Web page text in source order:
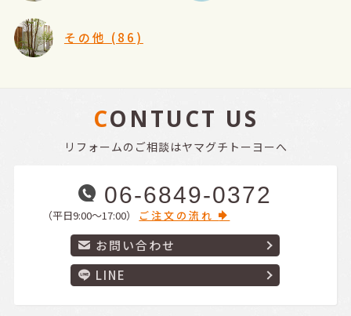
その他 (86)
CONTUCT US
リフォームのご相談はヤマグチトーヨーへ
06-6849-0372
（平日9:00〜17:00） ご注文の流れ
お問い合わせ
LINE